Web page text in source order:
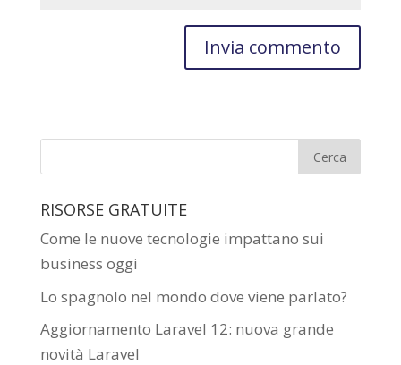
RISORSE GRATUITE
Come le nuove tecnologie impattano sui
business oggi
Lo spagnolo nel mondo dove viene parlato?
Aggiornamento Laravel 12: nuova grande
novità Laravel